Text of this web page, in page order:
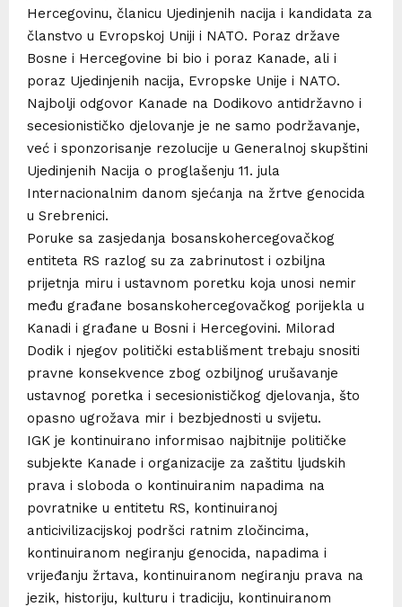
Hercegovinu, članicu Ujedinjenih nacija i kandidata za
članstvo u Evropskoj Uniji i NATO. Poraz države
Bosne i Hercegovine bi bio i poraz Kanade, ali i
poraz Ujedinjenih nacija, Evropske Unije i NATO.
Najbolji odgovor Kanade na Dodikovo antidržavno i
secesionističko djelovanje je ne samo podržavanje,
već i sponzorisanje rezolucije u Generalnoj skupštini
Ujedinjenih Nacija o proglašenju 11. jula
Internacionalnim danom sjećanja na žrtve genocida
u Srebrenici.
Poruke sa zasjedanja bosanskohercegovačkog
entiteta RS razlog su za zabrinutost i ozbiljna
prijetnja miru i ustavnom poretku koja unosi nemir
među građane bosanskohercegovačkog porijekla u
Kanadi i građane u Bosni i Hercegovini. Milorad
Dodik i njegov politički establišment trebaju snositi
pravne konsekvence zbog ozbiljnog urušavanje
ustavnog poretka i secesionističkog djelovanja, što
opasno ugrožava mir i bezbjednosti u svijetu.
IGK je kontinuirano informisao najbitnije političke
subjekte Kanade i organizacije za zaštitu ljudskih
prava i sloboda o kontinuiranim napadima na
povratnike u entitetu RS, kontinuiranoj
anticivilizacijskoj podršci ratnim zločincima,
kontinuiranom negiranju genocida, napadima i
vrijeđanju žrtava, kontinuiranom negiranju prava na
jezik, historiju, kulturu i tradiciju, kontinuiranom